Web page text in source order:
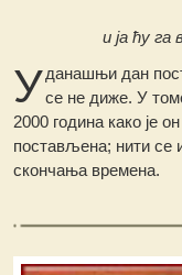
и ја ћу
Уданашњи дан
се не диже. У
2000 година како је
постављена; нити се
скончања времена.